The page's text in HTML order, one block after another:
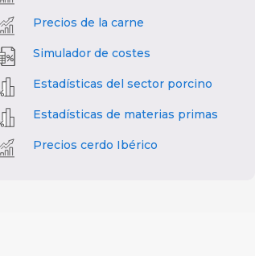
Precios de la carne
Simulador de costes
Estadísticas del sector porcino
Estadísticas de materias primas
Precios cerdo Ibérico